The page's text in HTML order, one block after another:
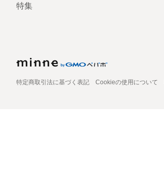
特集
特定商取引法に基づく表記 Cookieの使用について